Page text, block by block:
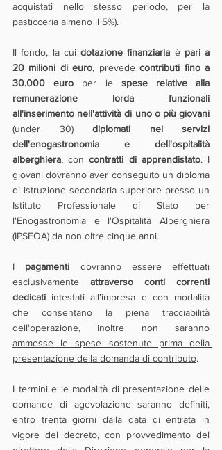
acquistati nello stesso periodo, per la
pasticceria almeno il 5%).
Il fondo, la cui dotazione finanziaria è pari a
20 milioni di euro, prevede contributi fino a
30.000 euro per le spese relative alla
remunerazione lorda funzionali
all'inserimento nell'attività di uno o più giovani
(under 30) diplomati nei servizi
dell'enogastronomia e dell'ospitalità
alberghiera, con contratti di apprendistato. I
giovani dovranno aver conseguito un diploma
di istruzione secondaria superiore presso un
Istituto Professionale di Stato per
l'Enogastronomia e l'Ospitalità Alberghiera
(IPSEOA) da non oltre cinque anni.
I pagamenti dovranno essere effettuati
esclusivamente attraverso conti correnti
dedicati intestati all'impresa e con modalità
che consentano la piena tracciabilità
dell'operazione, inoltre non saranno
ammesse le spese sostenute prima della
presentazione della domanda di contributo.
I termini e le modalità di presentazione delle
domande di agevolazione saranno definiti,
entro trenta giorni dalla data di entrata in
vigore del decreto, con provvedimento del